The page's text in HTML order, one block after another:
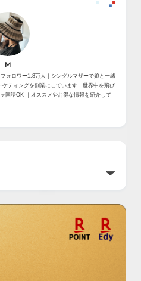
M
ォロワー1.8万人｜シングルマザーで娘と一緒
ティングを副業にしています｜世界中を飛び
国語OK ｜オススメやお得な情報を紹介して